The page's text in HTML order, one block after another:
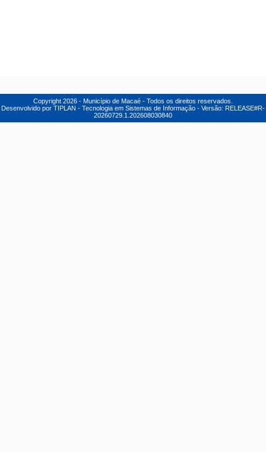
Copyright 2026 - Município de Macaé - Todos os direitos reservados.
Desenvolvido por TIPLAN - Tecnologia em Sistemas de Informação - Versão: RELEASE#R-
20260729.1.202608030840